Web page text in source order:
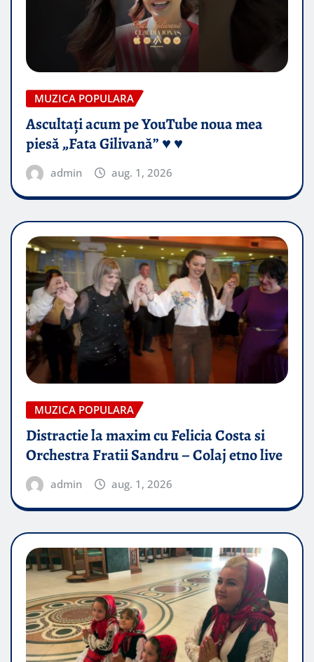
MUZICA POPULARA
Ascultați acum pe YouTube noua mea
piesă „Fata Gilivană” ♥️ ♥️
admin aug. 1, 2026
MUZICA POPULARA
Distractie la maxim cu Felicia Costa si
Orchestra Fratii Sandru – Colaj etno live
admin aug. 1, 2026